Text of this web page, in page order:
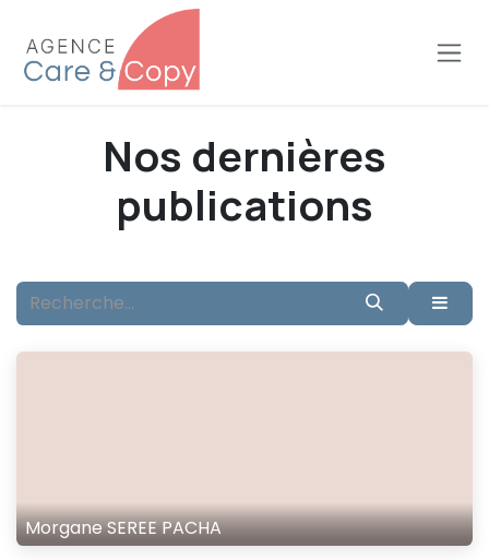
Se rendre au contenu
Nos dernières
publications
Morgane SEREE PACHA